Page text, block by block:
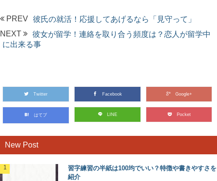
PREV 彼氏の就活！応援してあげるなら「見守って」
NEXT
彼女が留学！連絡を取り合う頻度は？恋人が留学中
に出来る事
Twitter Facebook Google+
はてブ LINE Pocket
New Post
習字練習の半紙は100均でいい？特徴や書きやすさを
紹介